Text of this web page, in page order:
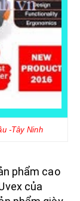
-Tây Ninh
phẩm cao
của